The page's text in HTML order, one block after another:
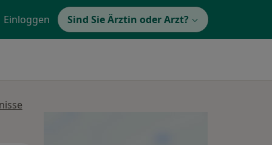
Einloggen Sind Sie Ärztin oder Arzt?